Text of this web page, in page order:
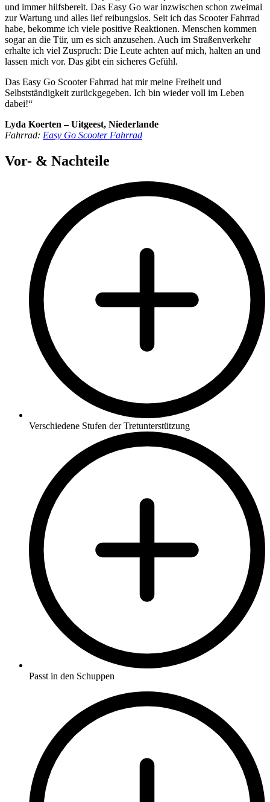
und immer hilfsbereit. Das Easy Go war inzwischen schon zweimal
zur Wartung und alles lief reibungslos. Seit ich das Scooter Fahrrad
habe, bekomme ich viele positive Reaktionen. Menschen kommen
sogar an die Tür, um es sich anzusehen. Auch im Straßenverkehr
erhalte ich viel Zuspruch: Die Leute achten auf mich, halten an und
lassen mich vor. Das gibt ein sicheres Gefühl.
Das Easy Go Scooter Fahrrad hat mir meine Freiheit und
Selbstständigkeit zurückgegeben. Ich bin wieder voll im Leben
dabei!“
Lyda Koerten – Uitgeest, Niederlande
Fahrrad: Easy Go Scooter Fahrrad
Vor- & Nachteile
Verschiedene Stufen der Tretunterstützung
Passt in den Schuppen